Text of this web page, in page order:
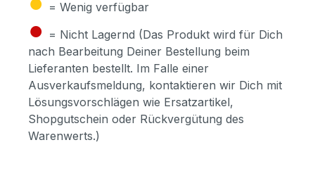
= Wenig verfügbar
● = Nicht Lagernd (Das Produkt wird für Dich
nach Bearbeitung Deiner Bestellung beim
Lieferanten bestellt. Im Falle einer
Ausverkaufsmeldung, kontaktieren wir Dich mit
Lösungsvorschlägen wie Ersatzartikel,
Shopgutschein oder Rückvergütung des
Warenwerts.)